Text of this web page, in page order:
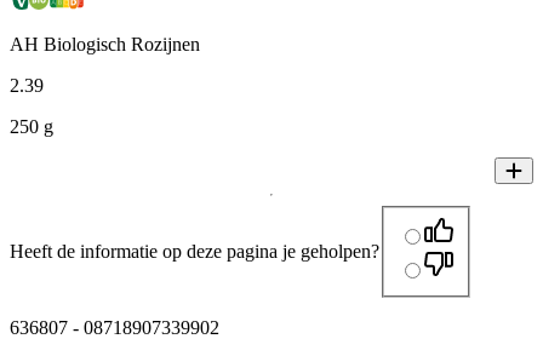
AH Biologisch Rozijnen
2.39
250 g
Heeft de informatie op deze pagina je geholpen?
636807 - 08718907339902